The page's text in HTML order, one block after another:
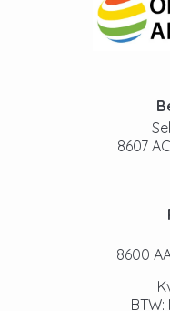
8607
8600
BTW: